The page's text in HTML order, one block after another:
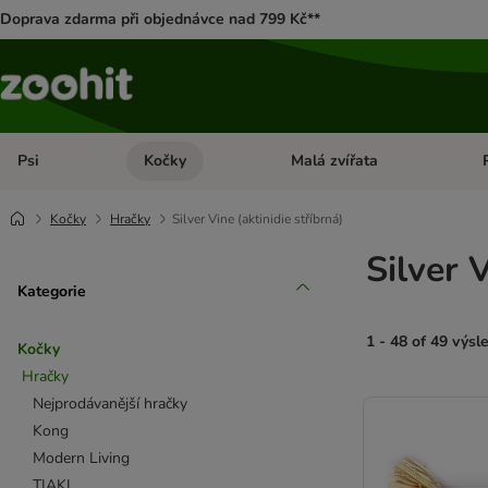
Doprava zdarma při objednávce nad 799 Kč**
Psi Otevřít menu: Psi
Kočky Otevřít menu: Kočky
Malá zvířata
Kočky Hračky Silver Vine (aktinidie stříbrná)
Kategorie
Kočky
Hračky
Nejprodávanější hračky
Kong
Modern Living
Silver
1 - 48 of 49